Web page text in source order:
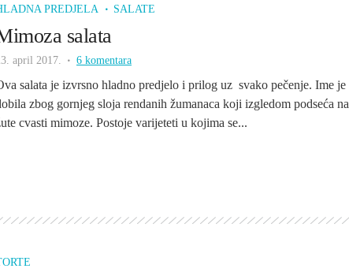
PREDJELA SALATE
salata
april 2017. 6 komentara
salata je izvrsno hladno predjelo i prilog uz svako pečenje. Ime je
zbog gornjeg sloja rendanih žumanaca koji izgledom podseća na
cvasti mimoze. Postoje varijeteti u kojima se...